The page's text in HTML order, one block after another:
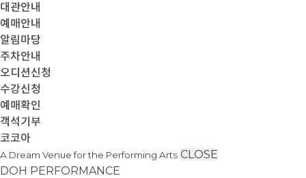
대관안내
예매안내
알림마당
주차안내
오디션신청
수강신청
예매확인
객석기부
코코아
A Dream Venue for the Performing Arts CLOSE
DOH PERFORMANCE